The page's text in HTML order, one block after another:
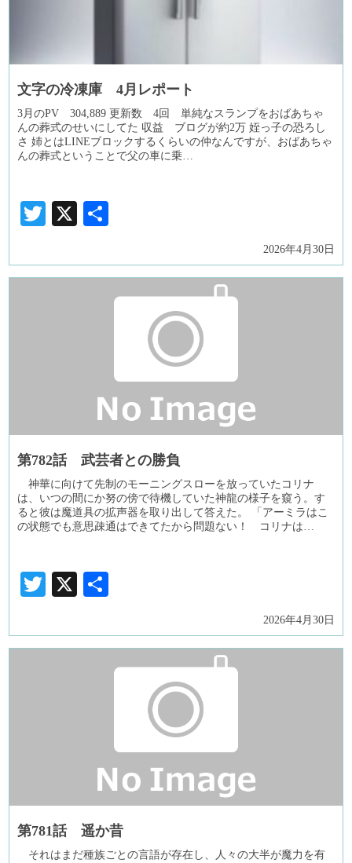
文字の冷凍庫 4月レポート
3月のPV 304,889 更新数 4回 単純なスランプをおばあちゃ
んの葬式のせいにしてた 収益 ブログが約2万 姪っ子の恐ろし
さ 姉とはLINEブロックするくらいの仲なんですが、おばあちゃ
んの葬式ということで父の車に乗…
Twitter
X
2026年4月30日
第782話 武芸者との勝負
神華に向けて先制のモーニングスローを放っていたコリナ
は、いつの間にか努の傍で待機していた神龍の様子を窺う。す
ると彼は魔道具の拡声器を取り出して答えた。 「アーミラはこ
の状態でも意思疎通はできてたから問題ない！ コリナは…
Twitter
X
2026年4月30日
第781話 遥か昔
それはまだ種族ごとの言語が存在し、人々の大半が魔力を有